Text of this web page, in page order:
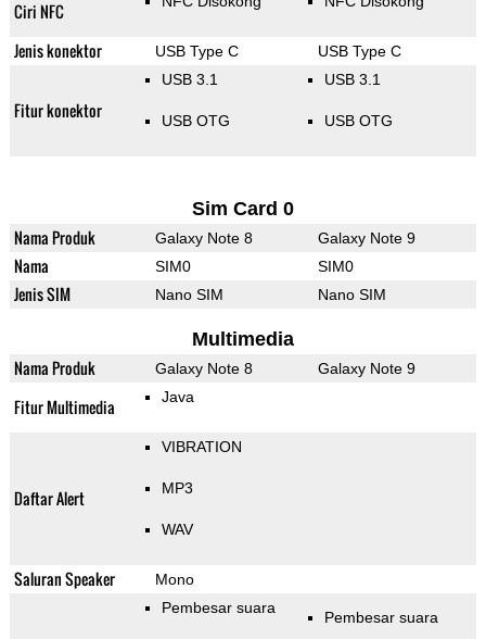
Ciri NFC
Jenis konektor USB Type C USB Type C
Fitur konektor
USB 3.1
USB OTG
USB 3.1
USB OTG
Sim Card 0
Nama Produk Galaxy Note 8 Galaxy Note 9
Nama SIM0 SIM0
Jenis SIM Nano SIM Nano SIM
Multimedia
Nama Produk Galaxy Note 8 Galaxy Note 9
Fitur Multimedia Java
Daftar Alert
VIBRATION
MP3
WAV
Saluran Speaker Mono
Pembesar suara
Pembesar suara